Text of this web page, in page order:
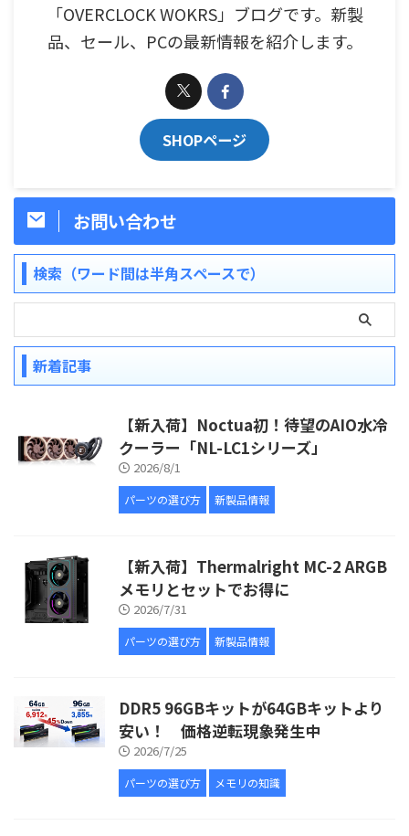
「OVERCLOCK WOKRS」ブログです。新製
品、セール、PCの最新情報を紹介します。
SHOPページ
お問い合わせ
検索（ワード間は半角スペースで）
新着記事
【新入荷】Noctua初！待望のAIO水冷
クーラー「NL-LC1シリーズ」
2026/8/1
パーツの選び方 新製品情報
【新入荷】Thermalright MC-2 ARGB
メモリとセットでお得に
2026/7/31
パーツの選び方 新製品情報
DDR5 96GBキットが64GBキットより
安い！ 価格逆転現象発生中
2026/7/25
パーツの選び方 メモリの知識